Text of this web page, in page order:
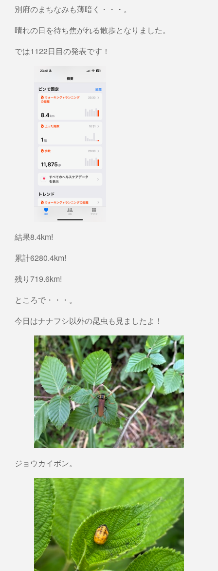
別府のまちなみも薄暗く・・・。
晴れの日を待ち焦がれる散歩となりました。
では1122日目の発表です！
結果8.4km!
累計6280.4km!
残り719.6km!
ところで・・・。
今日はナナフシ以外の昆虫も見ましたよ！
ジョウカイボン。